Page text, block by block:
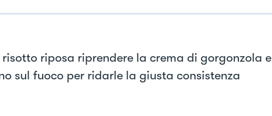
riposa riprendere la crema di gorgonzola e
sul fuoco per ridarle la giusta consistenza